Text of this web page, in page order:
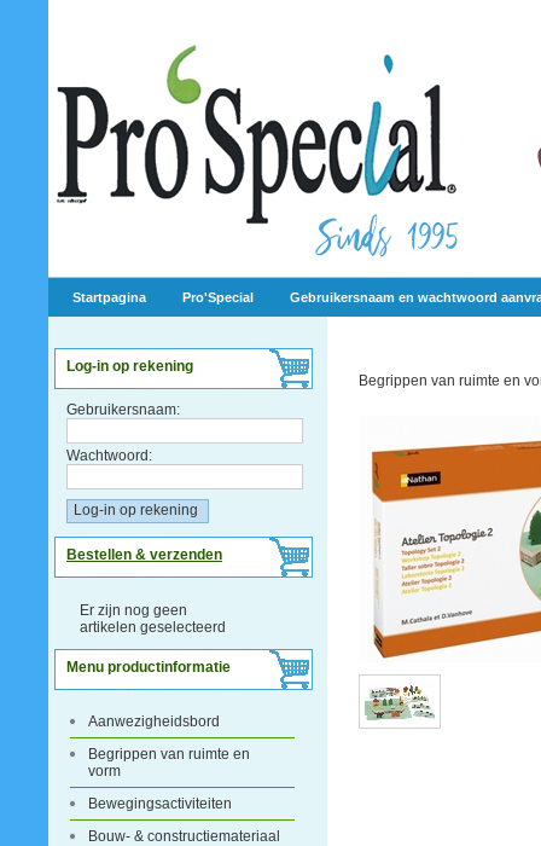
Startpagina Pro'Special Gebruikersnaam en wachtwoord
Log-in op rekening
Gebruikersnaam:
Wachtwoord:
Bestellen & verzenden
Er zijn nog geen
artikelen geselecteerd
Menu productinformatie
Aanwezigheidsbord
Begrippen van ruimte en
vorm
Bewegingsactiviteiten
Bouw- & constructiemateriaal
Begrippen van ruimte en